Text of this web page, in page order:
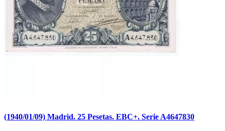
(1940/01/09) Madrid. 25 Pesetas. EBC+. Serie A4647830